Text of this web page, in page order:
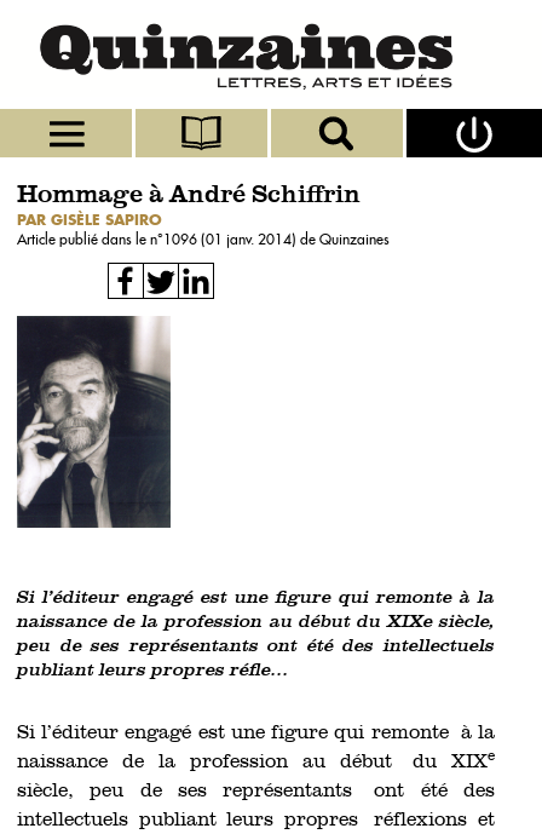
Hommage à André Schiffrin
PAR GISÈLE SAPIRO
Article publié dans le n°1096 (01 janv. 2014) de Quinzaines
Si l’éditeur engagé est une figure qui remonte à la
naissance de la profession au début du XIXe siècle,
peu de ses représentants ont été des intellectuels
publiant leurs propres réfle...
Si l’éditeur engagé est une figure qui remonte à la
naissance de la profession au début du XIXe
siècle, peu de ses représentants ont été des
intellectuels publiant leurs propres réflexions et